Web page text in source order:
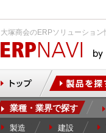
大塚商会のERPソリューショ
業種・業界で探す
製造 建設